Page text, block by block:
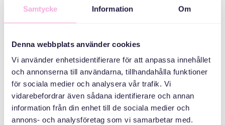
Samtycke Information Om
Denna webbplats använder cookies
Vi använder enhetsidentifierare för att anpassa innehållet
och annonserna till användarna, tillhandahålla funktioner
för sociala medier och analysera vår trafik. Vi
vidarebefordrar även sådana identifierare och annan
information från din enhet till de sociala medier och
annons- och analysföretag som vi samarbetar med.
ኣኼባታት ወለዲ